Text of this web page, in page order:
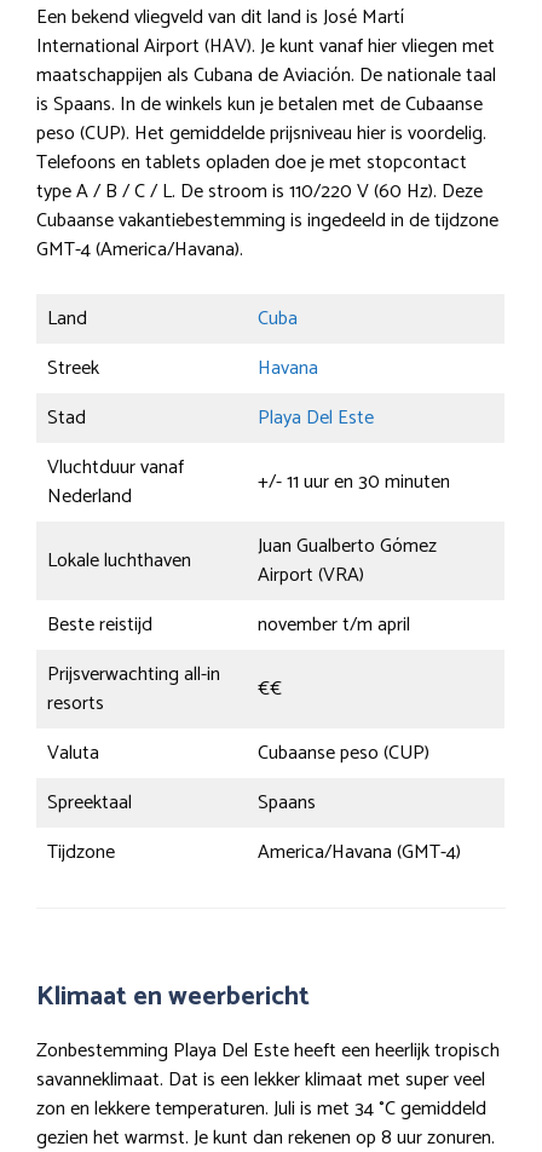
Een bekend vliegveld van dit land is José Martí
International Airport (HAV). Je kunt vanaf hier vliegen met
maatschappijen als Cubana de Aviación. De nationale taal
is Spaans. In de winkels kun je betalen met de Cubaanse
peso (CUP). Het gemiddelde prijsniveau hier is voordelig.
Telefoons en tablets opladen doe je met stopcontact
type A / B / C / L. De stroom is 110/220 V (60 Hz). Deze
Cubaanse vakantiebestemming is ingedeeld in de tijdzone
GMT-4 (America/Havana).
Land
Cuba
Streek
Havana
Stad
Playa Del Este
Vluchtduur vanaf
Nederland
+/- 11 uur en 30 minuten
Lokale luchthaven
Juan Gualberto Gómez
Airport (VRA)
Beste reistijd
november t/m april
Prijsverwachting all-in
resorts
€€
Valuta
Cubaanse peso (CUP)
Spreektaal
Spaans
Tijdzone
America/Havana (GMT-4)
Klimaat en weerbericht
Zonbestemming Playa Del Este heeft een heerlijk tropisch
savanneklimaat. Dat is een lekker klimaat met super veel
zon en lekkere temperaturen. Juli is met 34 °C gemiddeld
gezien het warmst. Je kunt dan rekenen op 8 uur zonuren.